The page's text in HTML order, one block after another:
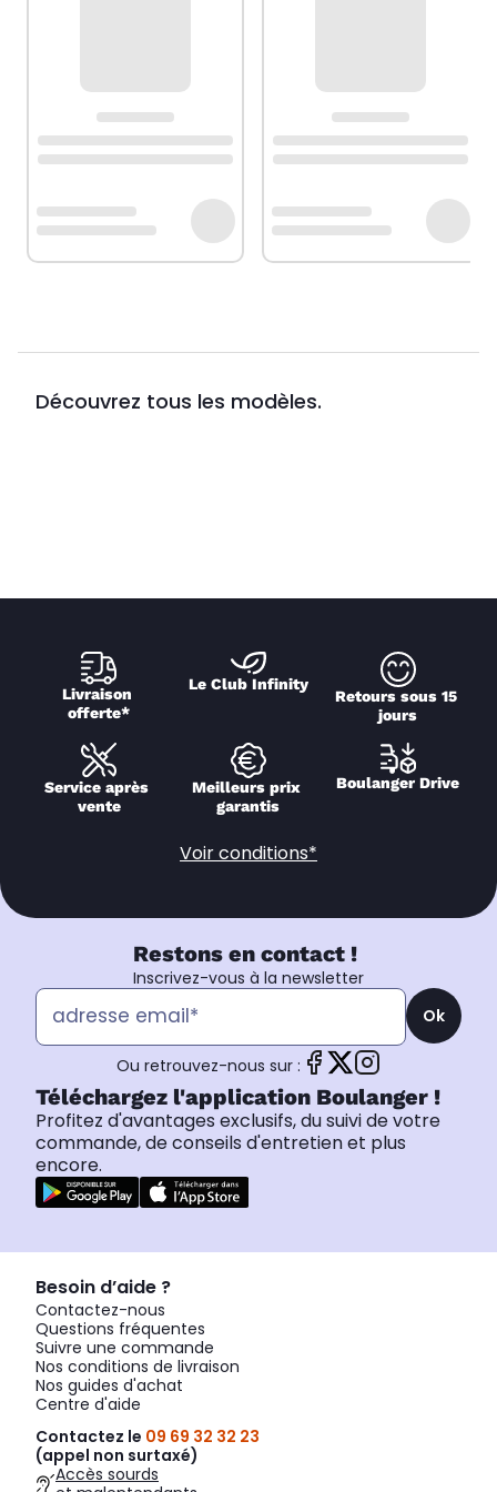
Découvrez tous les modèles.
Livraison
offerte*
Le Club Infinity
Retours sous 15
jours
Service après
vente
Meilleurs prix
garantis
Boulanger Drive
Voir conditions*
Restons en contact !
Inscrivez-vous à la newsletter
Ok
Ou retrouvez-nous sur :
Téléchargez l'application Boulanger !
Profitez d'avantages exclusifs, du suivi de votre
commande, de conseils d'entretien et plus
encore.
Besoin d’aide ?
Contactez-nous
Questions fréquentes
Suivre une commande
Nos conditions de livraison
Nos guides d'achat
Centre d'aide
Contactez le 09 69 32 32 23
(appel non surtaxé)
Accès sourds